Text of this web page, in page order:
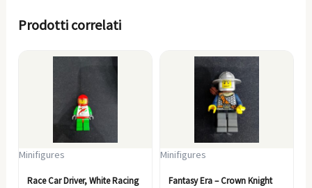
Prodotti correlati
Minifigures
Race Car Driver, White Racing
Minifigures
Fantasy Era – Crown Knight